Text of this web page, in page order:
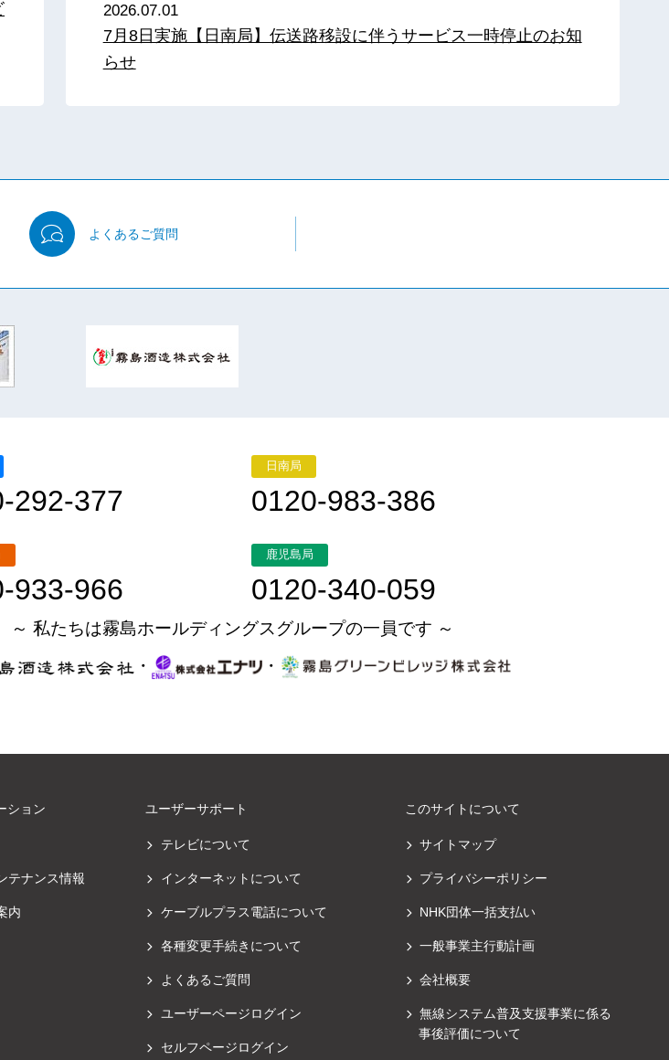
2026.07.01
7月8日実施【日南局】伝送路移設に伴うサービス一時停止のお知
らせ
よくあるご質問
292-377
日南局
0120-983-386
933-966
鹿児島局
0120-340-059
～ 私たちは霧島ホールディングスグループの一員です ～
・
・
ション
テナンス情報
内
ユーザーサポート
テレビについて
インターネットについて
ケーブルプラス電話について
各種変更手続きについて
よくあるご質問
ユーザーページログイン
セルフページログイン
このサイトについて
サイトマップ
プライバシーポリシー
NHK団体一括支払い
一般事業主行動計画
会社概要
無線システム普及支援事業に係る
事後評価について